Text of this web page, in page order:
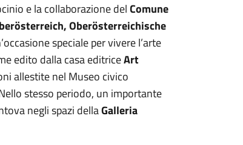
e la collaborazione delComune
Oberösterreichische
speciale per vivere l’arte
edito dalla casa editriceArt
allestite nel Museo civico
stesso periodo, un importante
negli spazi dellaGalleria